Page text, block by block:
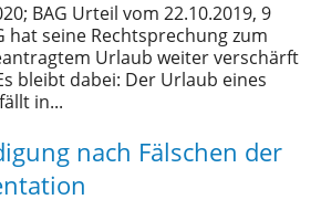
BAG Urteil vom 22.10.2019, 9
hat seine Rechtsprechung zum
Urlaub weiter verschärft
bleibt dabei: Der Urlaub eines
in...
nach Fälschen der